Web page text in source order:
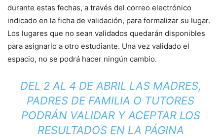
durante estas fechas, a través del correo electrónico
indicado en la ficha de validación, para formalizar su lugar.
Los lugares que no sean validados quedarán disponibles
para asignarlo a otro estudiante. Una vez validado el
espacio, no se podrá hacer ningún cambio.
DEL 2 AL 4 DE ABRIL LAS MADRES,
PADRES DE FAMILIA O TUTORES
PODRÁN VALIDAR Y ACEPTAR LOS
RESULTADOS EN LA PÁGINA